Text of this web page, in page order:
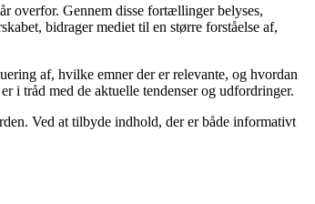
overfor. Gennem disse fortællinger belyses,
bidrager mediet til en større forståelse af,
af, hvilke emner der er relevante, og hvordan
i tråd med de aktuelle tendenser og udfordringer.
Ved at tilbyde indhold, der er både informativt